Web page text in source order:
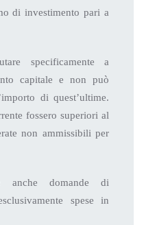
di investimento pari a
specificamente a
capitale e non può
di quest’ultime.
fossero superiori al
non ammissibili per
anche domande di
spese in